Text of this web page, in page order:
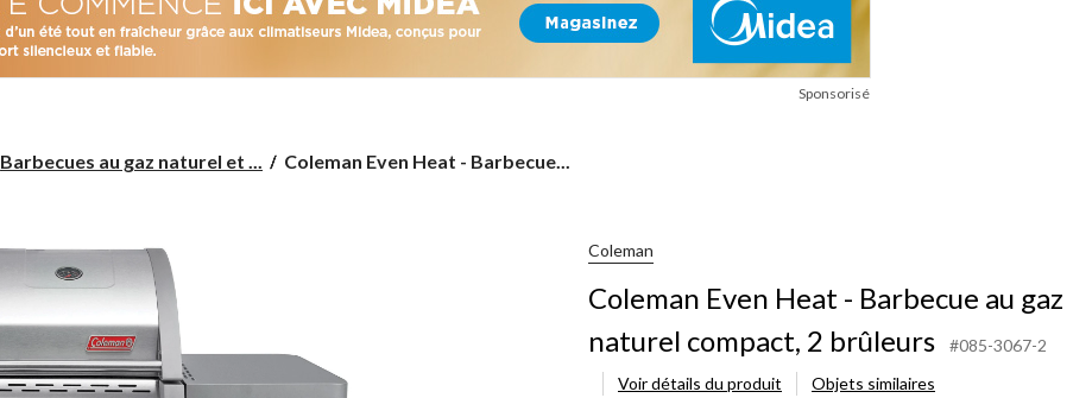
Sponsorisé
Barbecues au gaz naturel et ...
Coleman
2
brûleurs
Coleman Even Heat - Barbecue...
Coleman
Coleman Even Heat - Barbecue au gaz
naturel compact, 2 brûleurs
#085-3067-2
Voir détails du produit
Objets similaires